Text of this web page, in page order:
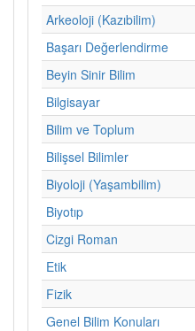
Arkeoloji (Kazıbilim)
Başarı Değerlendirme
Beyin Sinir Bilim
Bilgisayar
Bilim ve Toplum
Bilişsel Bilimler
Biyoloji (Yaşambilim)
Biyotıp
Cizgi Roman
Etik
Fizik
Genel Bilim Konuları